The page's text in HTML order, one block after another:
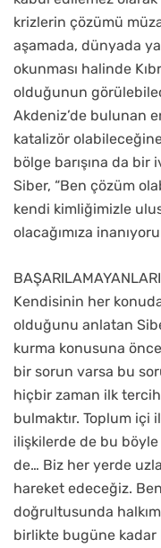
krizlerin çözümü
aşamada, dünyada
okunması halinde
olduğunun
Akdeniz’de bulunan
katalizör
bölge barışına da bir
Siber, “Ben çözüm
kendi kimliğimizle
olacağımıza
Kendisinin her
olduğunu anlatan
kurma konusuna
bir sorun varsa bu
hiçbir zaman ilk
bulmaktır. Toplum içi
ilişkilerde de bu böyle
de… Biz her yerde
hareket edeceğiz.
doğrultusunda
birlikte bugüne kadar